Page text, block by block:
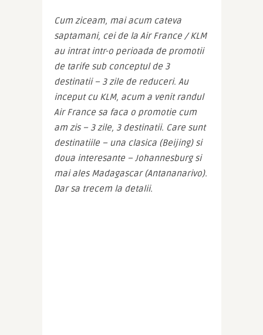
Cum ziceam, mai acum cateva
saptamani, cei de la Air France / KLM
au intrat intr-o perioada de promotii
de tarife sub conceptul de 3
destinatii – 3 zile de reduceri. Au
inceput cu KLM, acum a venit randul
Air France sa faca o promotie cum
am zis – 3 zile, 3 destinatii. Care sunt
destinatiile – una clasica (Beijing) si
doua interesante – Johannesburg si
mai ales Madagascar (Antananarivo).
Dar sa trecem la detalii.